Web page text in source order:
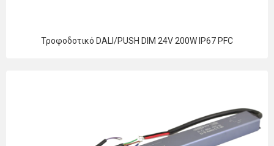
Τροφοδοτικό DALI/PUSH DIM 24V 200W IP67 PFC